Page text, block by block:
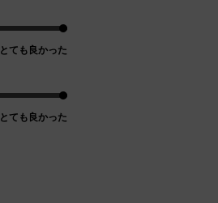
とても良かった
とても良かった